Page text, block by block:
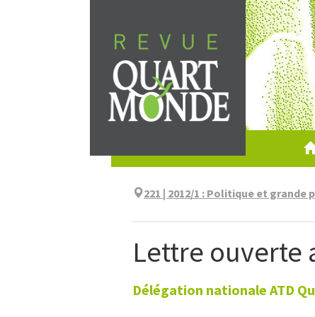
au
contenu
221 | 2012/1 : Politique et grande
Lettre ouverte
Délégation nationale ATD